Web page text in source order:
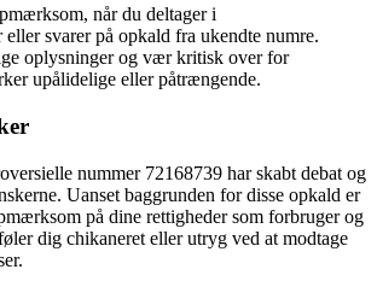
når du deltager i
eller svarer på opkald fra ukendte numre.
oplysninger og vær kritisk over for
upålidelige eller påtrængende.
nummer 72168739 har skabt debat og
Uanset baggrunden for disse opkald er
på dine rettigheder som forbruger og
dig chikaneret eller utryg ved at modtage